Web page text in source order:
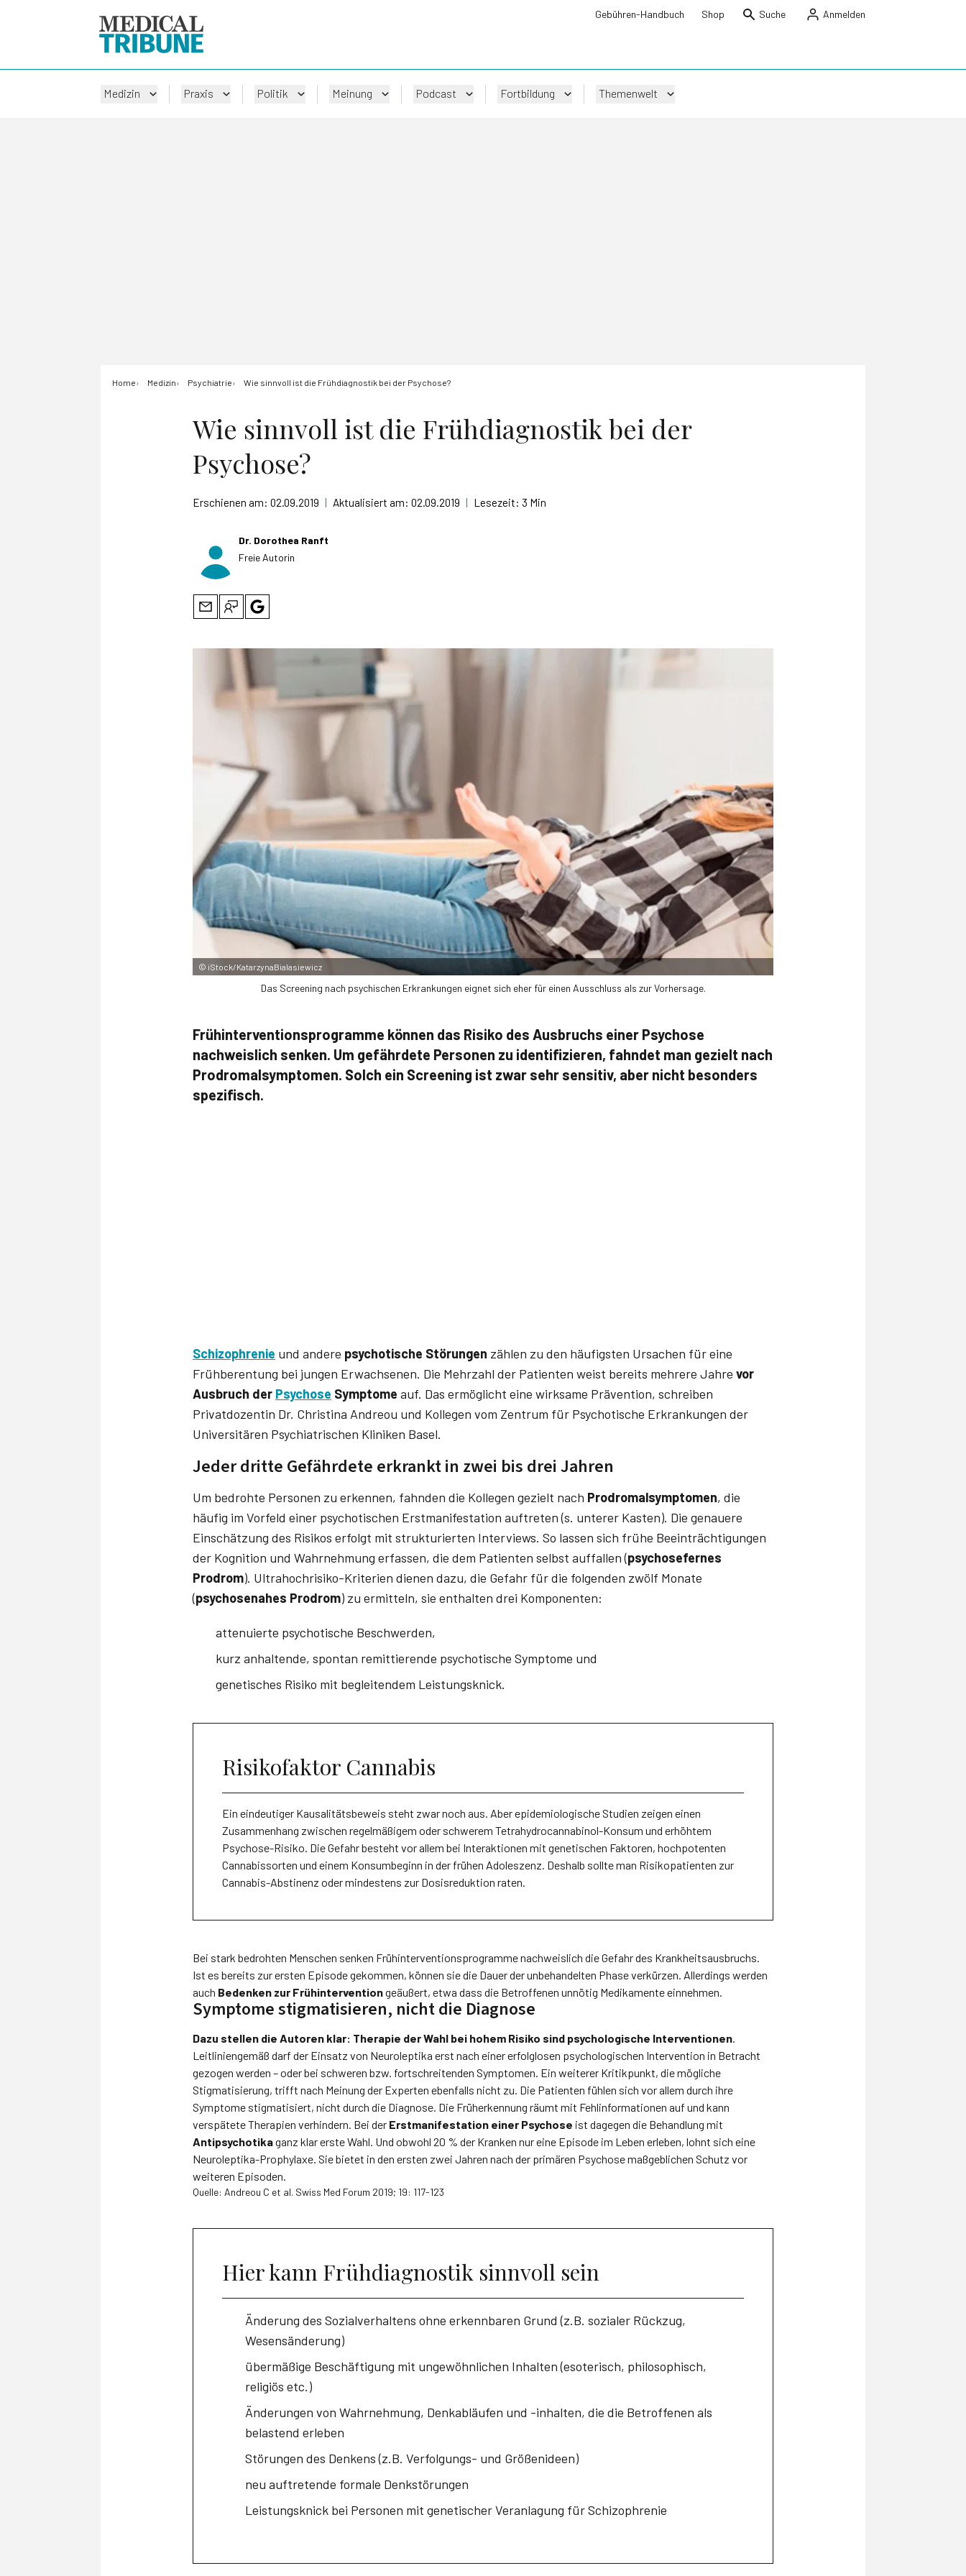
Gebühren-Handbuch Shop Suche Anmelden
Medizin Praxis Politik Meinung Podcast Fortbildung Themenwelt
Home Medizin Psychiatrie Wie sinnvoll ist die Frühdiagnostik bei der Psychose?
Wie sinnvoll ist die Frühdiagnostik bei der
Psychose?
Erschienen am: 02.09.2019 | Aktualisiert am: 02.09.2019 | Lesezeit: 3 Min
Dr. Dorothea Ranft
Freie Autorin
© iStock/KatarzynaBialasiewicz
Das Screening nach psychischen Erkrankungen eignet sich eher für einen Ausschluss als zur Vorhersage.
Frühinterventionsprogramme können das Risiko des Ausbruchs einer Psychose
nachweislich senken. Um gefährdete Personen zu identifizieren, fahndet man gezielt nach
Prodromalsymptomen. Solch ein Screening ist zwar sehr sensitiv, aber nicht besonders
spezifisch.
Schizophrenie und andere psychotische Störungen zählen zu den häufigsten Ursachen für eine
Frühberentung bei jungen Erwachsenen. Die Mehrzahl der Patienten weist bereits mehrere Jahre vor
Ausbruch der Psychose Symptome auf. Das ermöglicht eine wirksame Prävention, schreiben
Privatdozentin Dr. Christina­ Andreou­ und Kollegen vom Zentrum für Psychotische Erkrankungen der
Universitären Psychia­trischen Kliniken Basel.
Jeder dritte Gefährdete erkrankt in zwei bis drei Jahren
Um bedrohte Personen zu erkennen, fahnden die Kollegen gezielt nach Prodromalsymptomen, die
häufig im Vorfeld einer psychotischen Erstmanifestation auftreten (s. unterer Kasten). Die genauere
Einschätzung des Risikos erfolgt mit strukturierten Interviews. So lassen sich frühe Beeinträchtigungen
der Kognition und Wahrnehmung erfassen, die dem Patienten selbst auffallen (psychosefernes
Prodrom). Ultrahochrisiko-Kriterien dienen dazu, die Gefahr für die folgenden zwölf Monate
(psychosenahes Prodrom) zu ermitteln, sie enthalten drei Komponenten:
attenuierte psychotische Beschwerden,
kurz anhaltende, spontan remittierende psychotische Symptome und
genetisches Risiko mit begleitendem Leistungsknick.
Risikofaktor Cannabis
Ein eindeutiger Kausalitätsbeweis steht zwar noch aus. Aber epidemiologische Studien zeigen einen
Zusammenhang zwischen regelmäßigem oder schwerem Tetrahydrocannabinol-Konsum und erhöhtem
Psychose-Risiko. Die Gefahr besteht vor allem bei Interaktionen mit genetischen Faktoren, hochpotenten
Cannabissorten und einem Konsumbeginn in der frühen Adoleszenz. Deshalb sollte man Risikopatienten zur
Cannabis-Abstinenz oder mindestens zur Dosisreduktion raten.
Bei stark bedrohten Menschen senken Frühinterventionsprogramme nachweislich die Gefahr des Krankheitsausbruchs.
Ist es bereits zur ersten Episode gekommen, können sie die Dauer der unbehandelten Phase verkürzen. Allerdings werden
auch Bedenken zur Frühinterventiongeäußert, etwa dass die Betroffenen unnötig Medikamente einnehmen.
Symptome stigmatisieren, nicht die Diagnose
Dazu stellen die Autoren klar: Therapie der Wahl bei hohem Risiko sind psychologische Interventionen
Leitliniengemäß darf der Einsatz von Neuroleptika erst nach einer erfolglosen psychologischen Intervention in Betracht
gezogen werden – oder bei schweren bzw. fortschreitenden Symptomen. Ein weiterer Kritikpunkt, die mögliche
Stigmatisierung, trifft nach Meinung der Experten ebenfalls nicht zu. Die Patienten fühlen sich vor allem durch ihre
Symptome stigmatisiert, nicht durch die Diagnose. Die Früherkennung räumt mit Fehlinformationen auf und kann
verspätete Therapien verhindern. Bei der Erstmanifestation einer Psychose ist dagegen die Behandlung mit
Antipsychotikaganz klar erste Wahl. Und obwohl 20 % der Kranken nur eine Episode im Leben erleben, lohnt sich eine
Neuroleptika-Prophylaxe. Sie bietet in den ers­ten zwei Jahren nach der primären Psychose maßgeblichen Schutz vor
weiteren Episoden.
Quelle: Andreou C et al. Swiss Med Forum 2019; 19: 117-123
Hier kann Frühdiagnostik sinnvoll sein
Änderung des Sozialverhaltens ohne erkennbaren Grund (z.B. sozialer Rückzug,
Wesensänderung)
übermäßige Beschäftigung mit ungewöhnlichen Inhalten (esoterisch, philosophisch,
religiös etc.)
Änderungen von Wahrnehmung, Denkabläufen und -inhalten, die die Betroffenen als
belastend erleben
Störungen des Denkens (z.B. Verfolgungs- und Größenideen)
neu auftretende formale Denkstörungen
Leistungsknick bei Personen mit genetischer Veranlagung für Schizo­phrenie